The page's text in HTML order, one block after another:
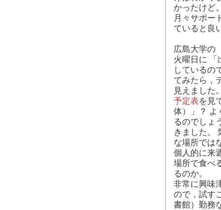
かったけど
月々サポー
ていると良
広島大学の
火曜日に 「
しているの
てみたら，
見えました
予定表を見
体）」？ よ
るのでしょ
きました。
な場所では
個人的に来
場所で食べ
るのか。
非常に興味
ので，試す
書館）勤務